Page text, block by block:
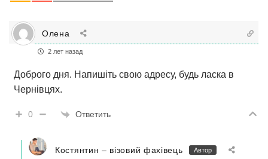
Олена
2 лет назад
Доброго дня. Напишіть свою адресу, будь ласка в
Чернівцях.
0 Ответить
Костянтин – візовий фахівець Автор